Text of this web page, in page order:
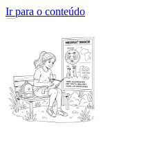
Ir para o conteúdo